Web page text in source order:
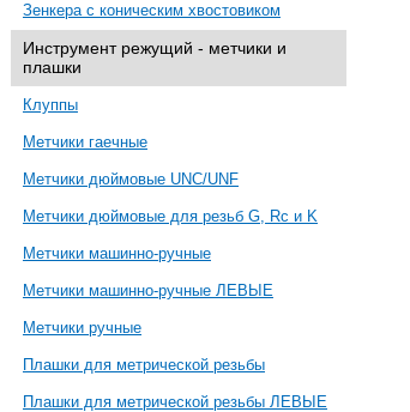
Зенкера с коническим хвостовиком
Инструмент режущий - метчики и
плашки
Клуппы
Метчики гаечные
Метчики дюймовые UNC/UNF
Метчики дюймовые для резьб G, Rc и K
Метчики машинно-ручные
Метчики машинно-ручные ЛЕВЫЕ
Метчики ручные
Плашки для метрической резьбы
Плашки для метрической резьбы ЛЕВЫЕ